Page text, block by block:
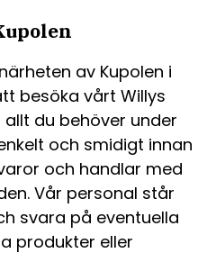
av Kupolen i
besöka vårt Willys
du behöver under
och smidigt innan
och handlar med
Vår personal står
svara på eventuella
produkter eller